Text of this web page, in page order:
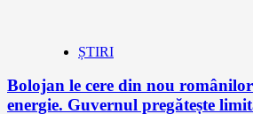
ȘTIRI
Bolojan le cere din nou românilor
energie. Guvernul pregătește